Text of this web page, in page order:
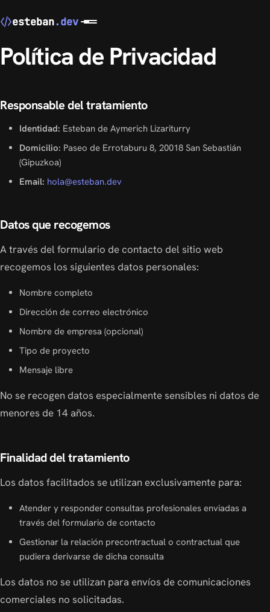
esteban.dev
Política de Privacidad
Responsable del tratamiento
Identidad: Esteban de Aymerich Lizariturry
Domicilio: Paseo de Errotaburu 8, 20018 San Sebastián
(Gipuzkoa)
Email: hola@esteban.dev
Datos que recogemos
A través del formulario de contacto del sitio web
recogemos los siguientes datos personales:
Nombre completo
Dirección de correo electrónico
Nombre de empresa (opcional)
Tipo de proyecto
Mensaje libre
No se recogen datos especialmente sensibles ni datos de
menores de 14 años.
Finalidad del tratamiento
Los datos facilitados se utilizan exclusivamente para:
Atender y responder consultas profesionales enviadas a
través del formulario de contacto
Gestionar la relación precontractual o contractual que
pudiera derivarse de dicha consulta
Los datos no se utilizan para envíos de comunicaciones
comerciales no solicitadas.